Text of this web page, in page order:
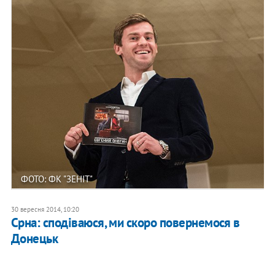
ФОТО: ФК "ЗЕНІТ"
30 вересня 2014, 10:20
Срна: сподіваюся, ми скоро повернемося в
Донецьк